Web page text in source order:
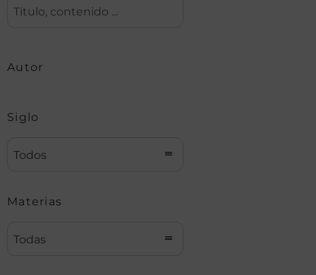
Autor
Siglo
Todos
Materias
Todas